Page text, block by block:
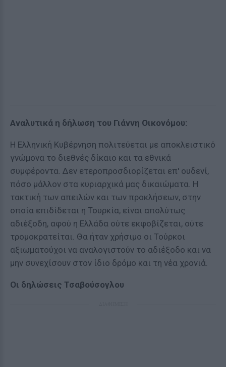
Αναλυτικά η δήλωση του Γιάννη Οικονόμου:
Η Ελληνική Κυβέρνηση πολιτεύεται με αποκλειστικό
γνώμονα το διεθνές δίκαιο και τα εθνικά
συμφέροντα. Δεν ετεροπροσδιορίζεται επ' ουδενί,
πόσο μάλλον στα κυριαρχικά μας δικαιώματα. Η
τακτική των απειλών και των προκλήσεων, στην
οποία επιδίδεται η Τουρκία, είναι απολύτως
αδιέξοδη, αφού η Ελλάδα ούτε εκφοβίζεται, ούτε
τρομοκρατείται. Θα ήταν χρήσιμο οι Τούρκοι
αξιωματούχοι να αναλογιστούν το αδιέξοδο και να
μην συνεχίσουν στον ίδιο δρόμο και τη νέα χρονιά.
Οι δηλώσεις Τσαβούσογλου